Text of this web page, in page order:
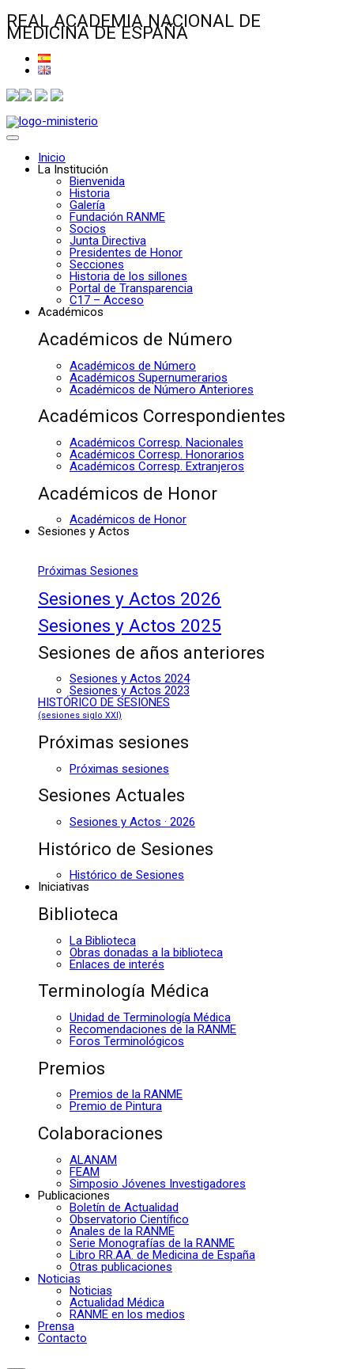
REAL ACADEMIA NACIONAL DE
MEDICINA DE ESPAÑA
Inicio
La Institución
Bienvenida
Historia
Galería
Fundación RANME
Socios
Junta Directiva
Presidentes de Honor
Secciones
Historia de los sillones
Portal de Transparencia
C17 – Acceso
Académicos
Académicos de Número
Académicos de Número
Académicos Supernumerarios
Académicos de Número Anteriores
Académicos Correspondientes
Académicos Corresp. Nacionales
Académicos Corresp. Honorarios
Académicos Corresp. Extranjeros
Académicos de Honor
Académicos de Honor
Sesiones y Actos
Próximas Sesiones
Sesiones y Actos 2026
Sesiones y Actos 2025
Sesiones de años anteriores
Sesiones y Actos 2024
Sesiones y Actos 2023
HISTÓRICO DE SESIONES
(sesiones siglo XXI)
Próximas sesiones
Próximas sesiones
Sesiones Actuales
Sesiones y Actos · 2026
Histórico de Sesiones
Histórico de Sesiones
Iniciativas
Biblioteca
La Biblioteca
Obras donadas a la biblioteca
Enlaces de interés
Terminología Médica
Unidad de Terminología Médica
Recomendaciones de la RANME
Foros Terminológicos
Premios
Premios de la RANME
Premio de Pintura
Colaboraciones
ALANAM
FEAM
Simposio Jóvenes Investigadores
Publicaciones
Boletín de Actualidad
Observatorio Científico
Anales de la RANME
Serie Monografías de la RANME
Libro RR.AA. de Medicina de España
Otras publicaciones
Noticias
Noticias
Actualidad Médica
RANME en los medios
Prensa
Contacto